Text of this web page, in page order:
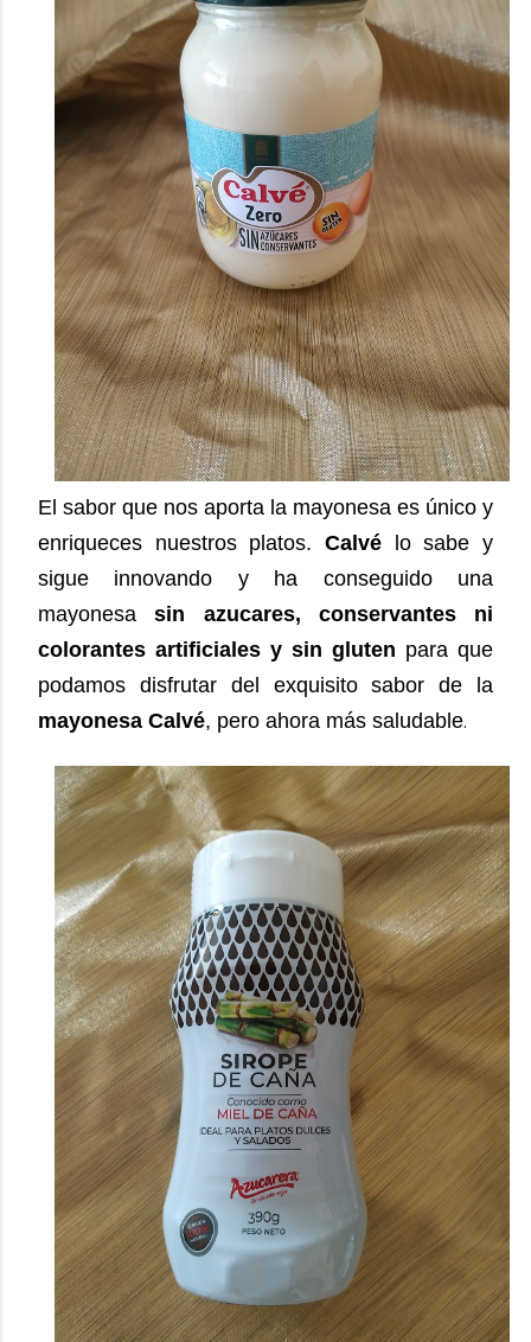
El sabor que nos aporta la mayonesa es único y
enriqueces nuestros platos. Calvé lo sabe y
sigue innovando y ha conseguido una
mayonesasin azucares, conservantes ni
colorantes artificiales y sin gluten para que
podamos disfrutar del exquisito sabor de la
mayonesa Calvé, pero ahora más saludable.